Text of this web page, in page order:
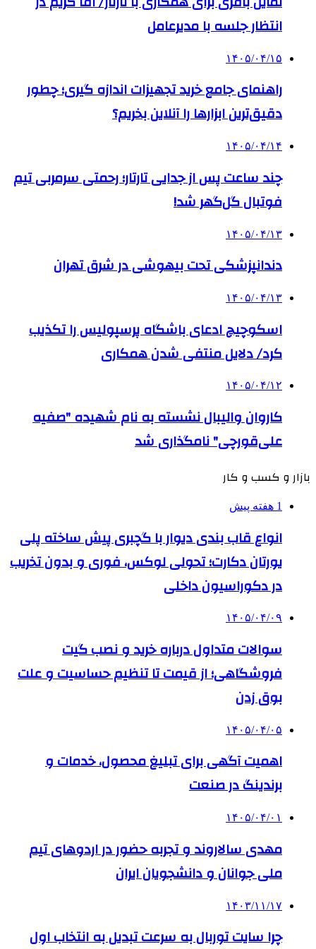
انتظار جلسه با مدیرعامل
۱۴۰۵/۰۴/۱۵
راهنمای جامع خرید تجهیزات اندازه گیری؛ چطور
دقیق‌ترین ابزارها را آنلاین بخریم؟
۱۴۰۵/۰۴/۱۴
چند ساعت پس از جدایی تارتار؛ رحمتی سرمربی تیم
فوتبال گل‌گهر شد!
۱۴۰۵/۰۴/۱۳
دندانپزشکی تحت بیهوشی در شرق تهران
۱۴۰۵/۰۴/۱۳
اسکوچیچ ادعای باشگاه پرسپولیس را تکذیب
کرد/ دلایل منتفی شدن همکاری
۱۴۰۵/۰۴/۱۲
کاروان والیبال نشسته به نام شهیده "صفیه
علی‌قورچی" نامگذاری شد
بازار و کسب و کار
1 هفته پیش
انواع قاب بندی دیوار با گچبری پیش ساخته پلی
یورتان دکارت؛ تحولی لوکس، فوری و بدون تخریب
در دکوراسیون داخلی
۱۴۰۵/۰۴/۰۹
سوالات متداول درباره خرید و نصب گیت
فروشگاهی؛ از قیمت تا تنظیم حساسیت و علت
بوق زدن
۱۴۰۵/۰۴/۰۵
اهمیت آگهی برای تبلیغ محصول، خدمات و
برندینگ در صنعت
۱۴۰۵/۰۴/۰۱
مهدی سالاروند و تجربه حضور در اردوهای تیم
ملی جوانان و دانشجویان ایران
۱۴۰۳/۱۱/۱۷
چرا سایت توربال به ‌سرعت تبدیل به انتخاب اول